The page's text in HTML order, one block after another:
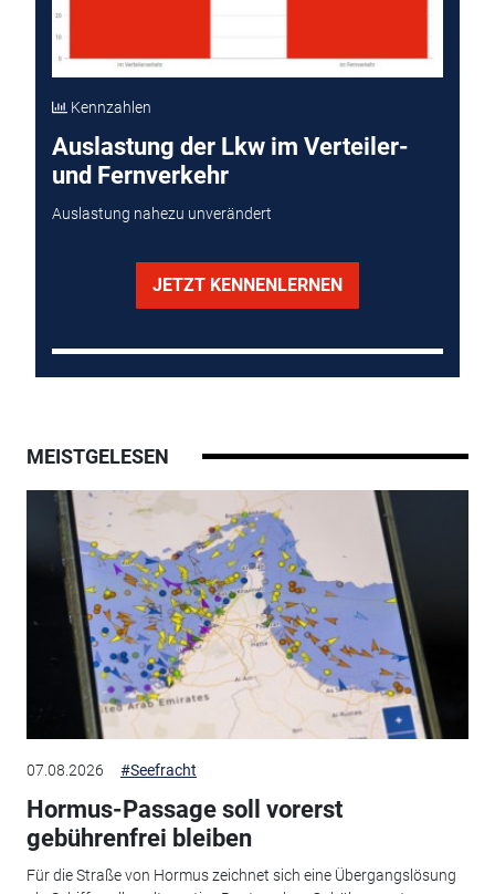
Kennzahlen
Auslastung der Lkw im Verteiler-
und Fernverkehr
Auslastung nahezu unverändert
JETZT KENNENLERNEN
MEISTGELESEN
07.08.2026 #Seefracht
Hormus-Passage soll vorerst
gebührenfrei bleiben
Für die Straße von Hormus zeichnet sich eine Übergangslösung